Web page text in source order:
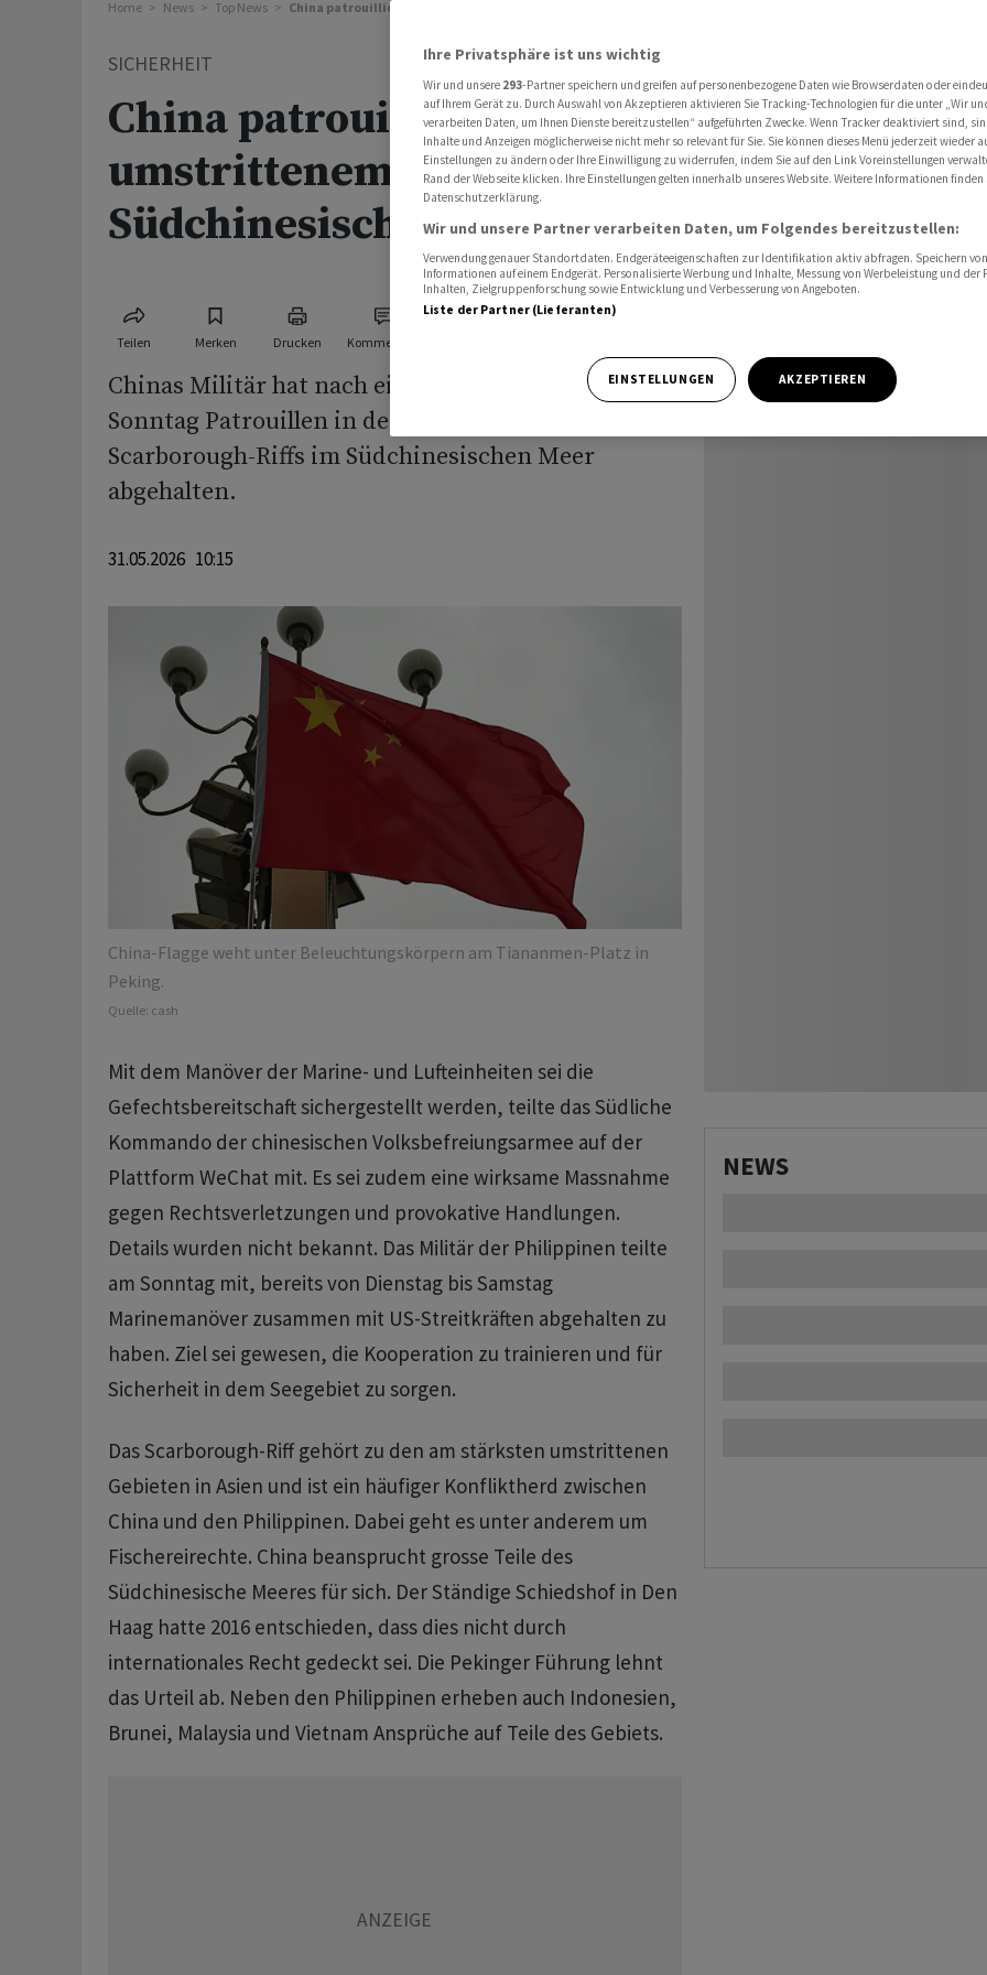
Home News Top News China patrouilliert in umstrittenem Teil des Südchinesischen Meeres
SICHERHEIT
China patrouilliert in
umstrittenem Teil des
Südchinesischen Meeres
Teilen Merken Drucken Kommentare
Chinas Militär hat nach eigenen Angaben am
Sonntag Patrouillen in der Nähe ‌des umstrittenen
⁠Scarborough-Riffs im Südchinesischen Meer
abgehalten.
31.05.2026 10:15
China-Flagge weht unter Beleuchtungskörpern am Tiananmen-Platz in
Peking.
Quelle: cash
Mit dem Manöver ⁠der Marine- und Lufteinheiten sei die
Gefechtsbereitschaft sichergestellt werden, teilte ‌das Südliche
Kommando der chinesischen Volksbefreiungsarmee ‌auf der
Plattform WeChat mit. ​Es sei zudem eine wirksame Massnahme
gegen Rechtsverletzungen und provokative Handlungen.
Details wurden nicht bekannt. Das Militär der Philippinen teilte
am Sonntag mit, bereits von ‌Dienstag bis Samstag
Marinemanöver zusammen mit US-Streitkräften abgehalten zu
haben. Ziel sei gewesen, die Kooperation zu trainieren und ​für
Sicherheit in dem Seegebiet zu sorgen.
Das ​Scarborough-Riff gehört zu den ​am stärksten umstrittenen
Gebieten in Asien und ist ein häufiger ‌Konfliktherd zwischen
China und den Philippinen. Dabei geht es unter anderem um
Fischereirechte. China beansprucht grosse Teile ​des
Südchinesische ​Meeres für sich. ⁠Der Ständige Schiedshof in Den
Haag ​hatte 2016 entschieden, ⁠dass dies nicht durch
internationales Recht gedeckt sei. ‌Die Pekinger Führung lehnt
das Urteil ab. Neben den Philippinen erheben auch Indonesien,
Brunei, Malaysia ‌und Vietnam Ansprüche auf Teile ​des Gebiets.
NEWS
Ihre Privatsphäre ist uns wichtig
Wir und unsere 293-Partner speichern und greifen auf personenbezogene Daten wie Browserdaten oder
auf Ihrem Gerät zu. Durch Auswahl von Akzeptieren aktivieren Sie Tracking-Technologien für die unter „Wir
verarbeiten Daten, um Ihnen Dienste bereitzustellen“ aufgeführten Zwecke. Wenn Tracker deaktiviert sind,
Inhalte und Anzeigen möglicherweise nicht mehr so relevant für Sie. Sie können dieses Menü jederzeit wieder
Einstellungen zu ändern oder Ihre Einwilligung zu widerrufen, indem Sie auf den Link Voreinstellungen
Rand der Webseite klicken. Ihre Einstellungen gelten innerhalb unseres Website. Weitere Informationen finden
Datenschutzerklärung.
Wir und unsere Partner verarbeiten Daten, um Folgendes bereitzustellen:
Verwendung genauer Standortdaten. Endgeräteeigenschaften zur Identifikation aktiv abfragen. Speichern
Informationen auf einem Endgerät. Personalisierte Werbung und Inhalte, Messung von Werbeleistung und der
Inhalten, Zielgruppenforschung sowie Entwicklung und Verbesserung von Angeboten.
Liste der Partner (Lieferanten)
EINSTELLUNGEN AKZEPTIEREN